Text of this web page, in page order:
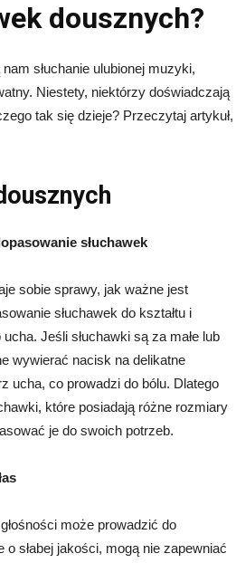
dousznych?
słuchanie ulubionej muzyki,
Niestety, niektórzy doświadczają
tak się dzieje? Przeczytaj artykuł,
słuchawek
sobie sprawy, jak ważne jest
słuchawek do kształtu i
Jeśli słuchawki są za małe lub
wywierać nacisk na delikatne
ucha, co prowadzi do bólu. Dlatego
które posiadają różne rozmiary
je do swoich potrzeb.
może prowadzić do
słabej jakości, mogą nie zapewniać